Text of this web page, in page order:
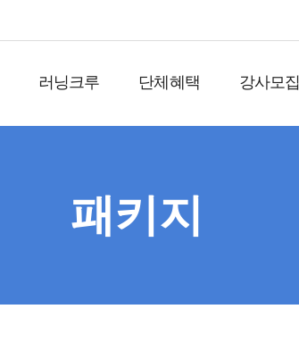
러닝크루 단체혜택 강사모집
패키지